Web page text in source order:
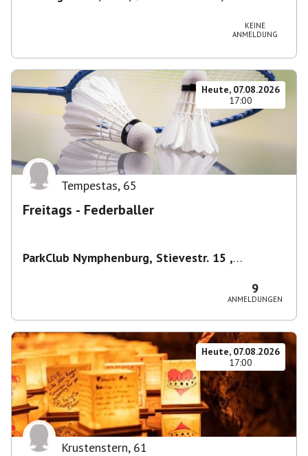
KEINE
ANMELDUNG
Heute, 07.08.2026
17:00
Tempestas, 65
Freitags - Federballer
ParkClub Nymphenburg, Stievestr. 15 ,
9
ANMELDUNGEN
Heute, 07.08.2026
17:00
Krustenstern, 61